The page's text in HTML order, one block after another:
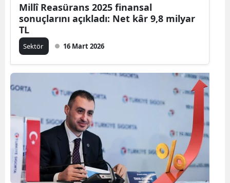
Millî Reasürans 2025 finansal
sonuçlarını açıkladı: Net kâr 9,8 milyar
TL
Sektör 16 Mart 2026